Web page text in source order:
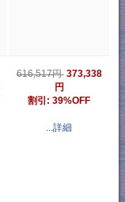
616,517円 373,338
円
割引: 39%OFF
...詳細